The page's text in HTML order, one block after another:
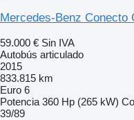
Mercedes-Benz Conecto
59.000 € Sin IVA
Autobús articulado
2015
833.815 km
Euro 6
Potencia 360 Hp (265 kW)
39/89